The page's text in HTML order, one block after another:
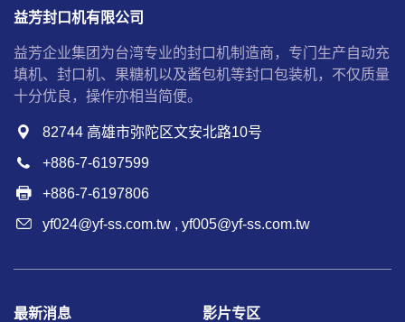
益芳封口机有限公司
益芳企业集团为台湾专业的封口机制造商，专门生产自动充
填机、封口机、果糖机以及酱包机等封口包装机，不仅质量
十分优良，操作亦相当简便。
82744 高雄市弥陀区文安北路10号
+886-7-6197599
+886-7-6197806
yf024@yf-ss.com.tw , yf005@yf-ss.com.tw
最新消息 影片专区